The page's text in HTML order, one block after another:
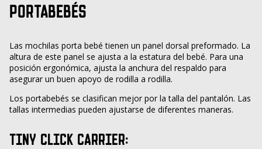
PORTABEBÉS
Las mochilas porta bebé tienen un panel dorsal preformado. La
altura de este panel se ajusta a la estatura del bebé. Para una
posición ergonómica, ajusta la anchura del respaldo para
asegurar un buen apoyo de rodilla a rodilla.
Los portabebés se clasifican mejor por la talla del pantalón. Las
tallas intermedias pueden ajustarse de diferentes maneras.
TINY CLICK CARRIER: